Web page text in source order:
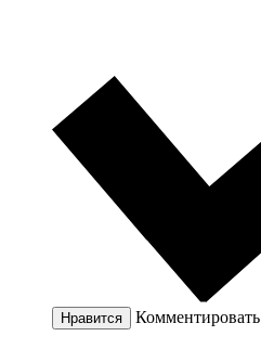
Нравится Комментировать